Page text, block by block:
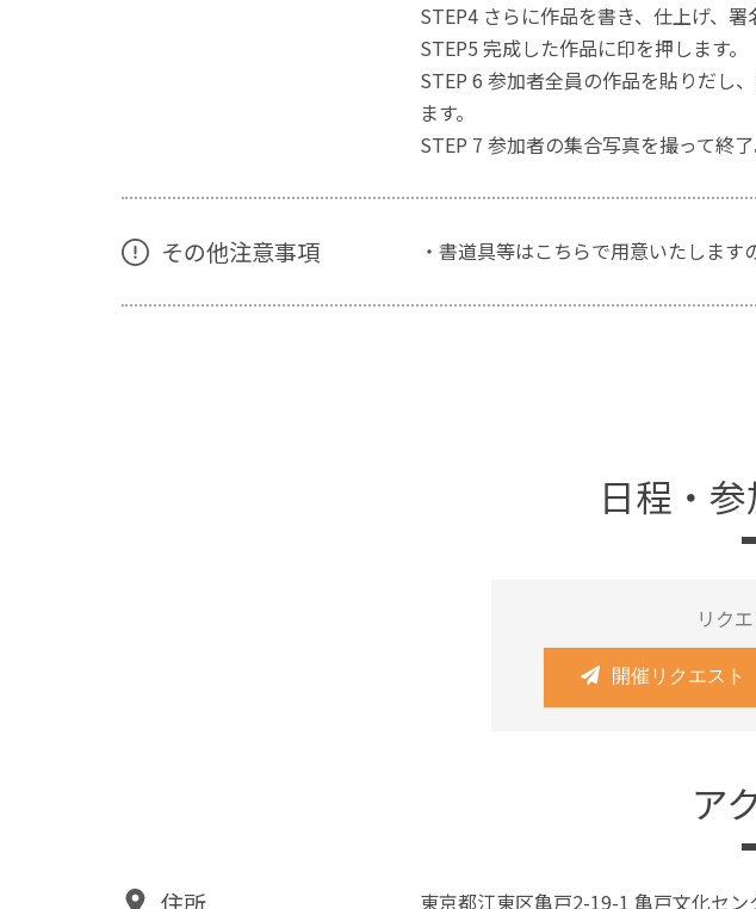
STEP4 さらに作品を書き、仕上げ、署
STEP5 完成した作品に印を押します。
STEP 6 参加者全員の作品を貼りだし
ます。
STEP 7 参加者の集合写真を撮って終了
その他注意事項 ・書道具等はこちらで用意いたします
日程・
リク
開催リクエスト
ア
東京都江東区亀戸2-19-1 亀戸文化セン